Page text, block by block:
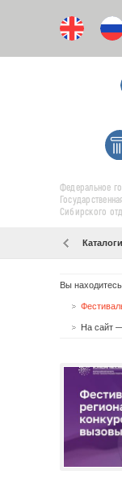
Федеральное
Сибирского
Вы
На сайт